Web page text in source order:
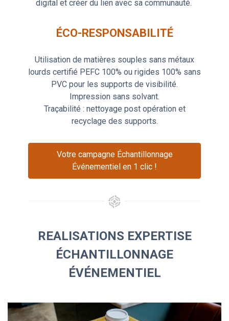
digital et créer du lien avec sa communauté.
ÉCO-RESPONSABILITÉ
Utilisation de matières souples sans métaux
lourds certifié PEFC 100% ou rigides 100% sans
PVC pour les supports de visibilité.
Impression sans solvant.
Traçabilité : nettoyage post opération et
recyclage des supports.
Votre campagne Échantillonnage
Événementiel en 1 clic !
REALISATIONS EXPERTISE
ÉCHANTILLONNAGE
ÉVÉNEMENTIEL